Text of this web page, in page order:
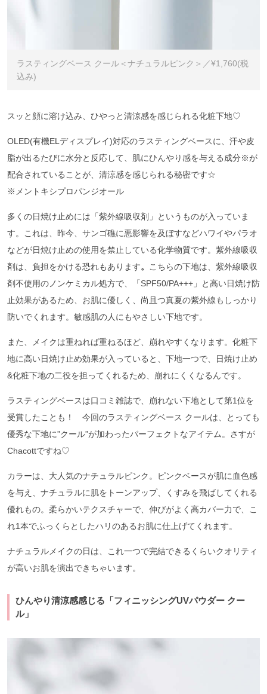
ラスティングベース クール＜ナチュラルピンク＞／¥1,760(税
込み)
スッと顔に溶け込み、ひやっと清涼感を感じられる化粧下地♡
OLED(有機ELディスプレイ)対応のラスティングベースに、汗や皮
脂が出るたびに水分と反応して、肌にひんやり感を与える成分※が
配合されていることが、清涼感を感じられる秘密です☆
※メントキシプロパンジオール
多くの日焼け止めには「紫外線吸収剤」というものが入っていま
す。これは、昨今、サンゴ礁に悪影響を及ぼすなどハワイやパラオ
などが日焼け止めの使用を禁止している化学物質です。紫外線吸収
剤は、負担をかける恐れもあります。
こちらの下地は、紫外線吸収
剤不使用のノンケミカル処方で、「SPF50/PA+++」と高い日焼け防
止効果があるため、お肌に優しく、尚且つ真夏の紫外線もしっかり
防いでくれます。敏感肌の人にもやさしい下地です。
また、メイクは重ねれば重ねるほど、崩れやすくなります。化粧下
地に高い日焼け止め効果が入っていると、下地一つで、日焼け止め
&化粧下地の二役を担ってくれるため、崩れにくくなるんです。
ラスティングベースは口コミ雑誌で、崩れない下地として第1位を
受賞したことも！ 今回のラスティングベース クールは、とっても
優秀な下地に”クール”が加わったパーフェクトなアイテム。さすが
Chacottですね♡
カラーは、大人気のナチュラルピンク。ピンクベースが肌に血色感
を与え、ナチュラルに肌をトーンアップ、くすみを飛ばしてくれる
優れもの。柔らかいテクスチャーで、伸びがよく高カバー力で、こ
れ1本でふっくらとしたハリのあるお肌に仕上げてくれます。
ナチュラルメイクの日は、これ一つで完結できるくらいクオリティ
が高いお肌を演出できちゃいます。
ひんやり清涼感感じる「フィニッシングUVパウダー クー
ル」